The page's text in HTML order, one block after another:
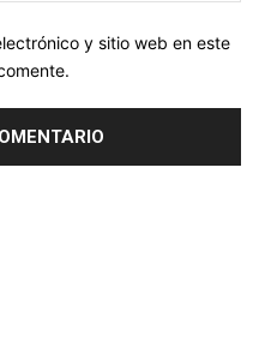
y sitio web en este